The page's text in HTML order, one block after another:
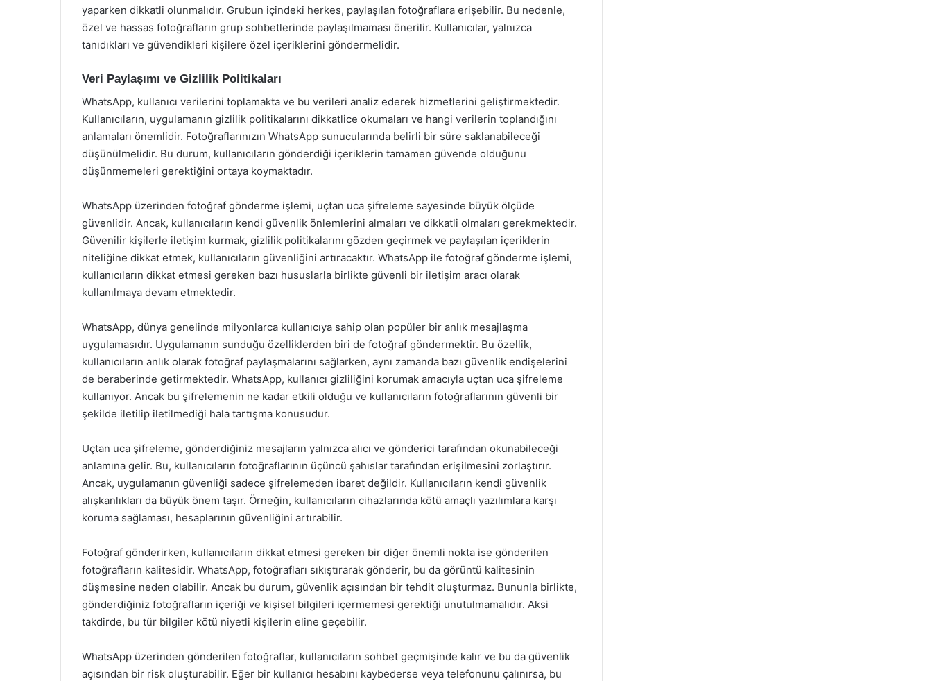
yaparken dikkatli olunmalıdır. Grubun içindeki herkes, paylaşılan fotoğraflara erişebilir. Bu nedenle,
özel ve hassas fotoğrafların grup sohbetlerinde paylaşılmaması önerilir. Kullanıcılar, yalnızca
tanıdıkları ve güvendikleri kişilere özel içeriklerini göndermelidir.
Veri Paylaşımı ve Gizlilik Politikaları
WhatsApp, kullanıcı verilerini toplamakta ve bu verileri analiz ederek hizmetlerini geliştirmektedir.
Kullanıcıların, uygulamanın gizlilik politikalarını dikkatlice okumaları ve hangi verilerin toplandığını
anlamaları önemlidir. Fotoğraflarınızın WhatsApp sunucularında belirli bir süre saklanabileceği
düşünülmelidir. Bu durum, kullanıcıların gönderdiği içeriklerin tamamen güvende olduğunu
düşünmemeleri gerektiğini ortaya koymaktadır.
WhatsApp üzerinden fotoğraf gönderme işlemi, uçtan uca şifreleme sayesinde büyük ölçüde
güvenlidir. Ancak, kullanıcıların kendi güvenlik önlemlerini almaları ve dikkatli olmaları gerekmektedir.
Güvenilir kişilerle iletişim kurmak, gizlilik politikalarını gözden geçirmek ve paylaşılan içeriklerin
niteliğine dikkat etmek, kullanıcıların güvenliğini artıracaktır. WhatsApp ile fotoğraf gönderme işlemi,
kullanıcıların dikkat etmesi gereken bazı hususlarla birlikte güvenli bir iletişim aracı olarak
kullanılmaya devam etmektedir.
WhatsApp, dünya genelinde milyonlarca kullanıcıya sahip olan popüler bir anlık mesajlaşma
uygulamasıdır. Uygulamanın sunduğu özelliklerden biri de fotoğraf göndermektir. Bu özellik,
kullanıcıların anlık olarak fotoğraf paylaşmalarını sağlarken, aynı zamanda bazı güvenlik endişelerini
de beraberinde getirmektedir. WhatsApp, kullanıcı gizliliğini korumak amacıyla uçtan uca şifreleme
kullanıyor. Ancak bu şifrelemenin ne kadar etkili olduğu ve kullanıcıların fotoğraflarının güvenli bir
şekilde iletilip iletilmediği hala tartışma konusudur.
Uçtan uca şifreleme, gönderdiğiniz mesajların yalnızca alıcı ve gönderici tarafından okunabileceği
anlamına gelir. Bu, kullanıcıların fotoğraflarının üçüncü şahıslar tarafından erişilmesini zorlaştırır.
Ancak, uygulamanın güvenliği sadece şifrelemeden ibaret değildir. Kullanıcıların kendi güvenlik
alışkanlıkları da büyük önem taşır. Örneğin, kullanıcıların cihazlarında kötü amaçlı yazılımlara karşı
koruma sağlaması, hesaplarının güvenliğini artırabilir.
Fotoğraf gönderirken, kullanıcıların dikkat etmesi gereken bir diğer önemli nokta ise gönderilen
fotoğrafların kalitesidir. WhatsApp, fotoğrafları sıkıştırarak gönderir, bu da görüntü kalitesinin
düşmesine neden olabilir. Ancak bu durum, güvenlik açısından bir tehdit oluşturmaz. Bununla birlikte,
gönderdiğiniz fotoğrafların içeriği ve kişisel bilgileri içermemesi gerektiği unutulmamalıdır. Aksi
takdirde, bu tür bilgiler kötü niyetli kişilerin eline geçebilir.
WhatsApp üzerinden gönderilen fotoğraflar, kullanıcıların sohbet geçmişinde kalır ve bu da güvenlik
açısından bir risk oluşturabilir. Eğer bir kullanıcı hesabını kaybederse veya telefonunu çalınırsa, bu